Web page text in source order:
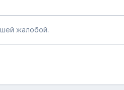
жалобой.